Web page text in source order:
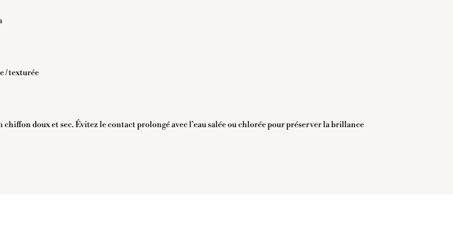
/ texturée
chiffon doux et sec. Évitez le contact prolongé avec l’eau salée ou chlorée pour préserver la brillance